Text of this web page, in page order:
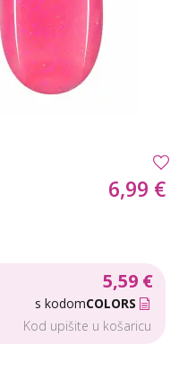
6,99 €
5,59 €
s kodomCOLORS
Kod upišite u košaricu